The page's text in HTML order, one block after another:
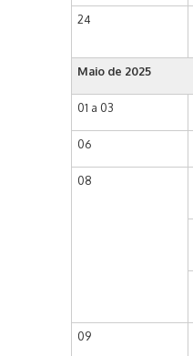
24
Maio de 2025
01 a 03
06
08
09